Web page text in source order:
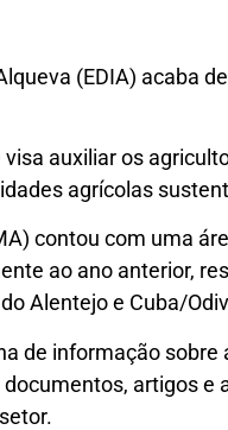
(EDIA) acaba
auxiliar os
agrícolas
contou com uma
ao ano anterior,
Alentejo e Cuba/
de informação sobre
artigos e